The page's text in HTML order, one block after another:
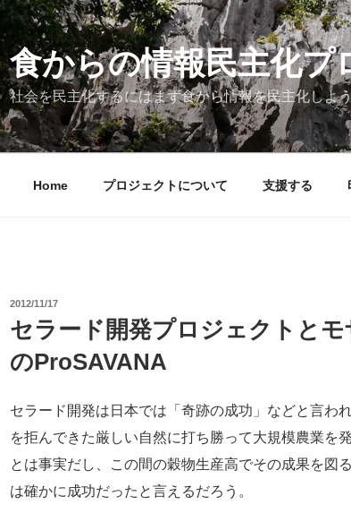
食からの情報民主化
社会を民主化するにはまず食から情報を民主化しよ
Home プロジェクトについて 支援する
投
日:
2012/11/17
セラード開発プロジェクトとモ
のProSAVANA
セラード開発は日本では「奇跡の成功」などと言わ
を拒んできた厳しい自然に打ち勝って大規模農業を
とは事実だし、この間の穀物生産高でその成果を図
は確かに成功だったと言えるだろう。